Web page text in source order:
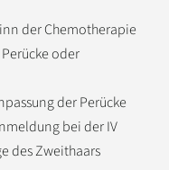
der Chemotherapie
oder
der Perücke
bei der IV
des Zweithaars